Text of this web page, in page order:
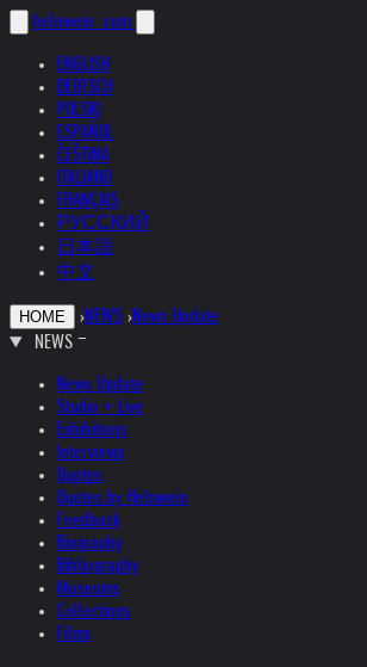
helnwein .com
ENGLISH
DEUTSCH
POLSKI
ESPAÑOL
ČEŠTINA
ITALIANO
FRANÇAIS
РУССКИЙ
日本語
中文
HOME ›NEWS ›News Update
NEWS
News Update
Studio + Live
Exhibitions
Interviews
Quotes
Quotes by Helnwein
Feedback
Biography
Bibliography
Museums
Collections
Films